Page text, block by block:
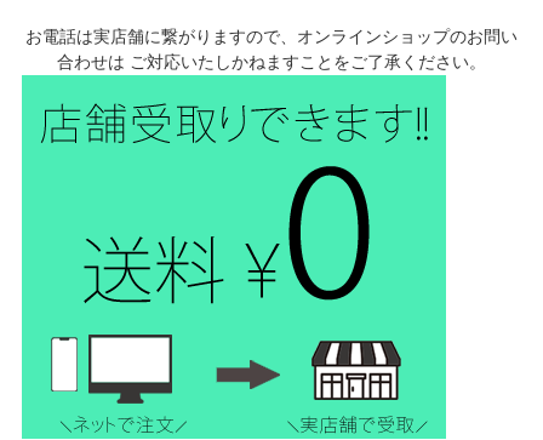
お電話は実店舗に繋がりますので、オンラインショップのお問い
合わせは ご対応いたしかねますことをご了承ください。